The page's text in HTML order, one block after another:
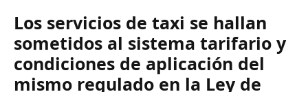
Los servicios de taxi se hallan
sometidos al sistema tarifario y
condiciones de aplicación del
mismo regulado en la Ley de